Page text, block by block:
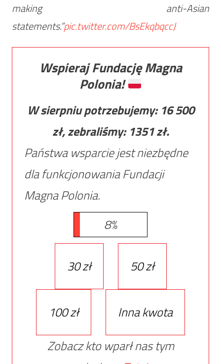
making anti-Asian
statements.”pic.twitter.com/BsEkqbqccJ
Wspieraj Fundację Magna
Polonia!
W sierpniu potrzebujemy: 16 500
zł, zebraliśmy: 1351zł.
Państwa wsparcie jest niezbędne
dla funkcjonowania Fundacji
Magna Polonia.
8%
30 zł 50 zł
100 zł
Inna kwota
Zobacz kto wparł nas tym